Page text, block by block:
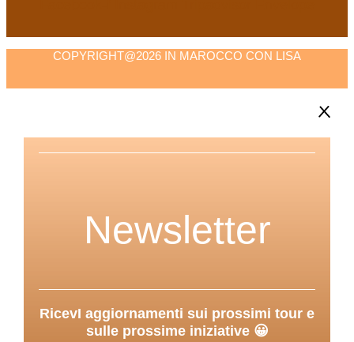
COPYRIGHT@2026 IN MAROCCO CON LISA
Newsletter
RicevI aggiornamenti sui prossimi tour e
sulle prossime iniziative 😀